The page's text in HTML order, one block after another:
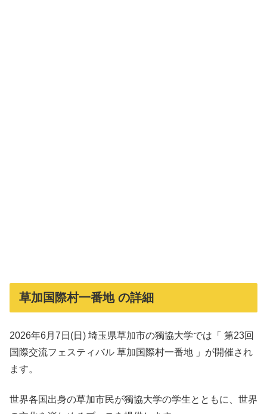
草加国際村一番地 の詳細
2026年6月7日(日) 埼玉県草加市の獨協大学では「 第23回
国際交流フェスティバル 草加国際村一番地 」が開催され
ます。
世界各国出身の草加市民が獨協大学の学生とともに、世界